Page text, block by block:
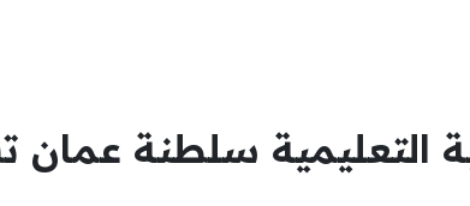
التعليمية سلطنة